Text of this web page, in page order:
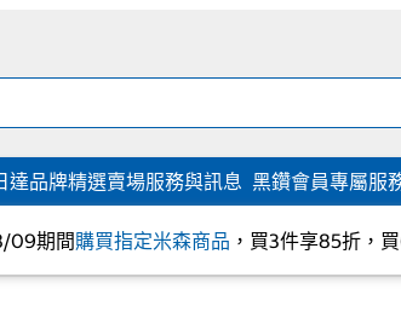
達品牌精選賣場服務與訊息 黑鑽會員專屬服
09期間購買指定米森商品 ，買3件享85折，